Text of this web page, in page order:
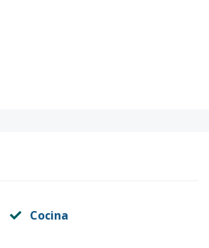
Cocina